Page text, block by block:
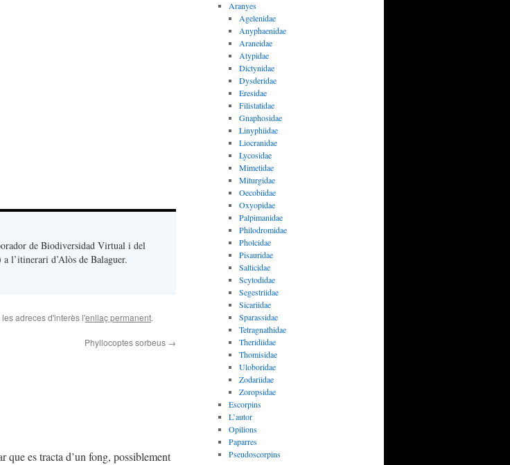
de Biodiversidad Virtual i del
l’itinerari d’Alòs de Balaguer.
les adreces d'interès l'enllaç permanent.
Phyllocoptes sorbeus →
que es tracta d’un fong, possiblement
Aranyes
Agelenidae
Anyphaenidae
Araneidae
Atypidae
Dictynidae
Dysderidae
Eresidae
Filistatidae
Gnaphosidae
Linyphiidae
Liocranidae
Lycosidae
Mimetidae
Miturgidae
Oecobiidae
Oxyopidae
Palpimanidae
Philodromidae
Pholcidae
Pisauridae
Salticidae
Scytodidae
Segestriidae
Sicariidae
Sparassidae
Tetragnathidae
Theridiidae
Thomisidae
Uloboridae
Zodariidae
Zoropsidae
Escorpins
L’autor
Opilions
Paparres
Pseudoscorpins